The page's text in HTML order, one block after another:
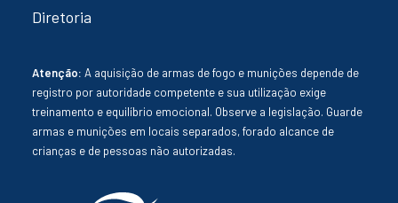
Diretoria
Atenção: A aquisição de armas de fogo e munições depende de
registro por autoridade competente e sua utilização exige
treinamento e equilíbrio emocional. Observe a legislação. Guarde
armas e munições em locais separados, forado alcance de
crianças e de pessoas não autorizadas.